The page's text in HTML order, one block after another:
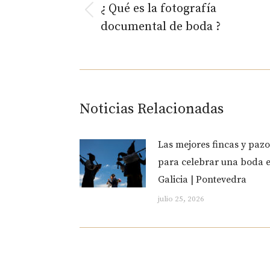
entre
Publicación
¿ Qué es la fotografía
documental de boda ?
Noticias Relacionadas
Las mejores fincas y
para celebrar una boda
Galicia | Pontevedra
julio 25, 2026